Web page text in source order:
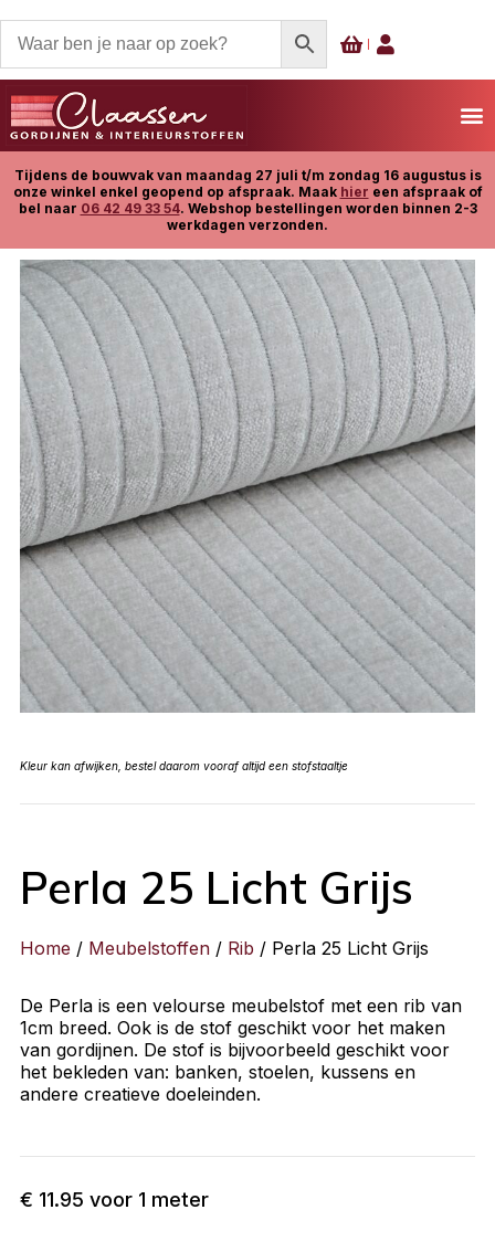
Tijdens de bouwvak van maandag 27 juli t/m zondag 16 augustus is
onze winkel enkel geopend op afspraak. Maak hier een afspraak of
bel naar 06 42 49 33 54. Webshop bestellingen worden binnen 2-3
werkdagen verzonden.
Kleur kan afwijken, bestel daarom vooraf altijd een stofstaaltje
Perla 25 Licht Grijs
Home / Meubelstoffen / Rib / Perla 25 Licht Grijs
De Perla is een velourse meubelstof met een rib van
1cm breed. Ook is de stof geschikt voor het maken
van gordijnen. De stof is bijvoorbeeld geschikt voor
het bekleden van: banken, stoelen, kussens en
andere creatieve doeleinden.
€ 11.95 voor 1 meter